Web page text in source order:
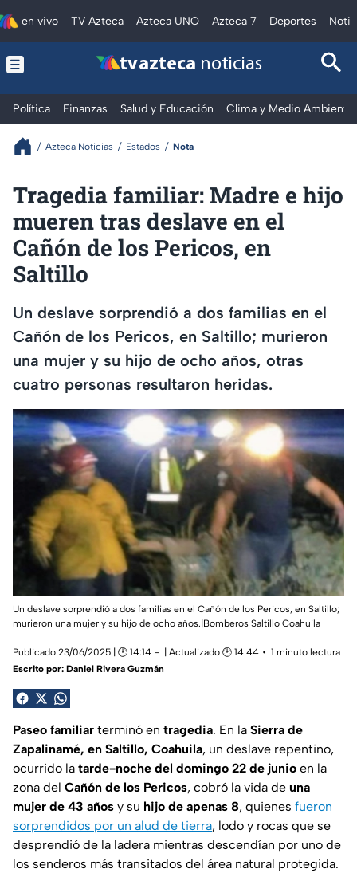
en vivo TV Azteca Azteca UNO Azteca 7 Deportes
tv azteca noticias
Política Finanzas Salud y Educación Clima y Medio Ambiente
Azteca Noticias Estados Nota
Tragedia familiar: Madre e hijo
mueren tras deslave en el
Cañón de los Pericos, en
Saltillo
Un deslave sorprendió a dos familias en el
Cañón de los Pericos, en Saltillo; murieron
una mujer y su hijo de ocho años, otras
cuatro personas resultaron heridas.
Un deslave sorprendió a dos familias en el Cañón de los Pericos, en Saltillo;
murieron una mujer y su hijo de ocho años.| Bomberos Saltillo Coahuila
Publicado 23/06/2025 | 🕑 14:14 | Actualizado 🕑 14:44
1 minuto lectura
Escrito por: Daniel Rivera Guzmán
Paseo familiar terminó en tragedia. En la Sierra de
Zapalinamé, en Saltillo, Coahuila, un deslave repentino,
ocurrido la tarde-noche del domingo 22 de junio en la
zona del Cañón de los Pericos, cobró la vida de una
mujer de 43 años y su hijo de apenas 8, quienes fueron
sorprendidos por un alud de tierra, lodo y rocas que se
desprendió de la ladera mientras descendían por uno de
los senderos más transitados del área natural protegida.